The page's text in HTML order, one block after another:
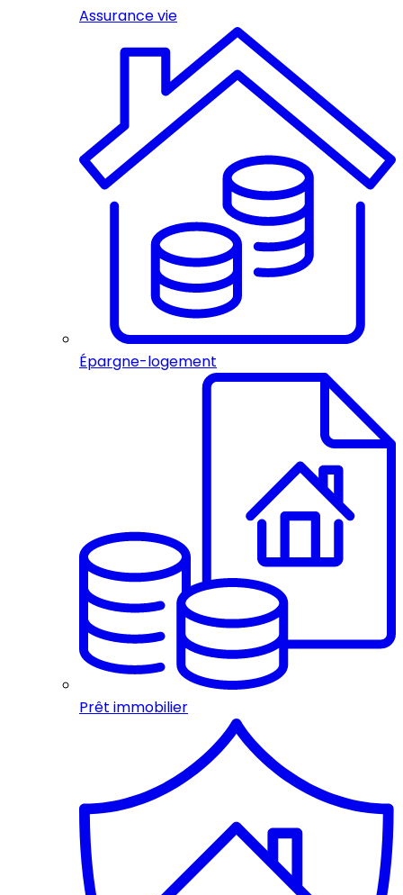
Assurance vie
Épargne-logement
Prêt immobilier